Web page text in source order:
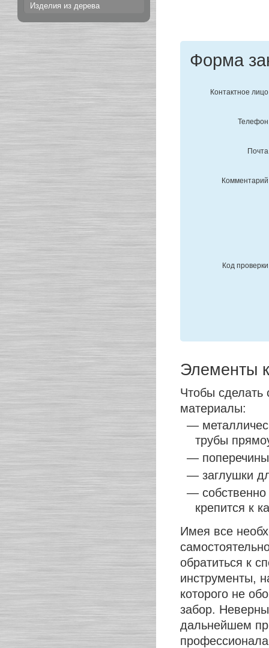
Изделия из дерева
Форма
Контактное
Код
Элементы
Чтобы
материалы:
—
трубы
—
— заглушки
— собственно
крепится к
Имея все
обратиться к
инструменты,
которого не
забор.
дальнейшем